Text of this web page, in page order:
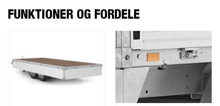
FUNKTIONER OG FORDELE